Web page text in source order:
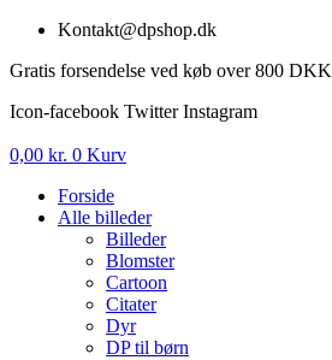
Videre
indhold
Kontakt@dpshop.dk
Gratis forsendelse ved køb over 800 DKK
Icon-facebook Twitter Instagram
0,00 kr. 0 Kurv
Forside
Alle billeder
Billeder
Blomster
Cartoon
Citater
Dyr
DP til børn